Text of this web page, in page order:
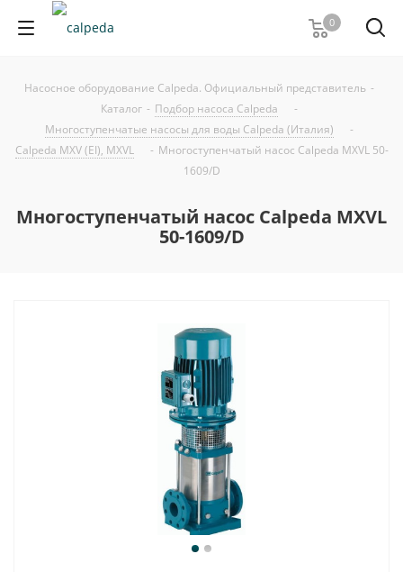
0
Насосное оборудование Calpeda. Официальный представитель -
Каталог - Подбор насоса Calpeda
-
Многоступенчатые насосы для воды Calpeda (Италия)
-
Calpeda MXV (EI), MXVL
- Многоступенчатый насос Calpeda MXVL 50-
1609/D
Многоступенчатый насос Calpeda MXVL
50-1609/D